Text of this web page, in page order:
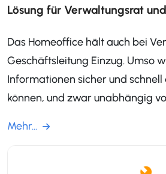
Lösung für Verwaltungsrat
Das Homeoffice hält auch bei
Geschäftsleitung Einzug. Umso
Informationen sicher und
können, und zwar unabhängig
Mehr...